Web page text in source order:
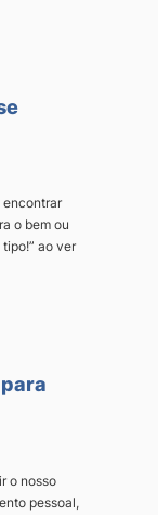
encontrar
o bem ou
ao ver
o nosso
pessoal,